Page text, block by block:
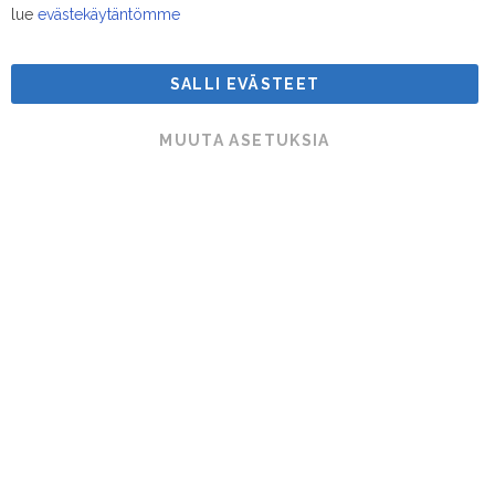
Suodatinmestarit © 2026
lue evästekäytäntömme
SALLI EVÄSTEET
MUUTA ASETUKSIA